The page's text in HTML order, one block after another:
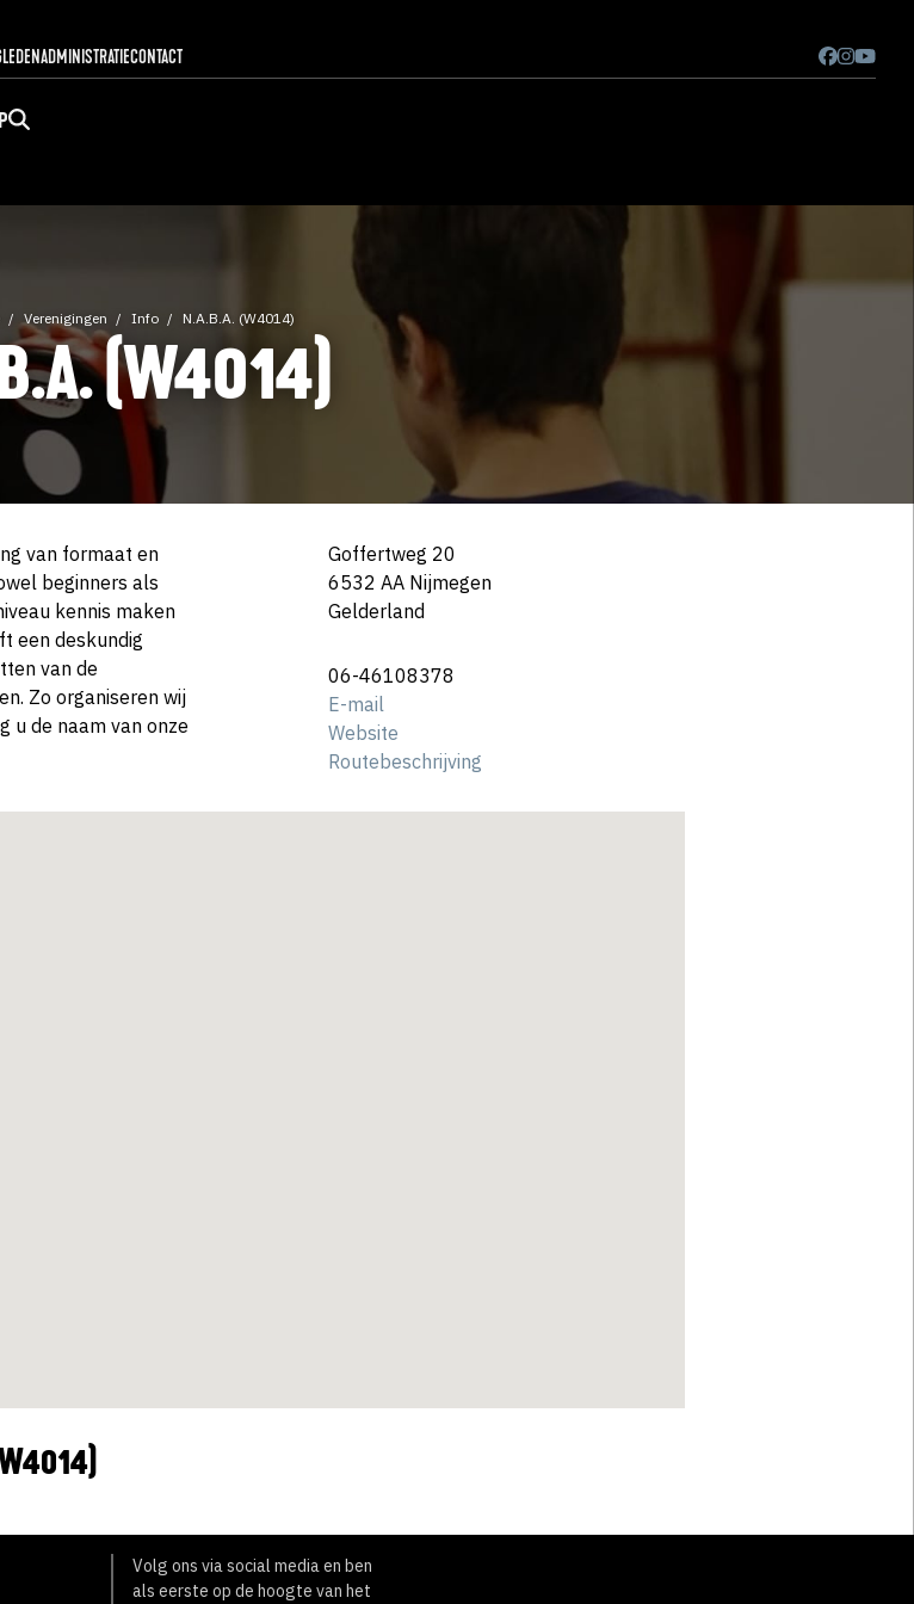
LEDENADMINISTRATIECONTACT
Verenigingen Info N.A.B.A. (W4014)
(W4014)
van formaat en
beginners als
kennis maken
een deskundig
van de
Zo organiseren wij
u de naam van onze
Goffertweg 20
6532 AA Nijmegen
Gelderland
06-46108378
E-mail
Website
Routebeschrijving
Volg ons via social media en ben
als eerste op de hoogte van het